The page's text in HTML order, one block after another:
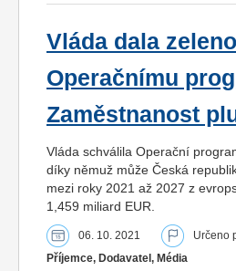
Vláda dala
Operačnímu
Zaměstnanost
Vláda schválila Operační
díky němuž může Česká
mezi roky 2021 až 2027 z
1,459 miliard EUR.
06. 10. 2021 Určeno
Příjemce, Dodavatel, Média